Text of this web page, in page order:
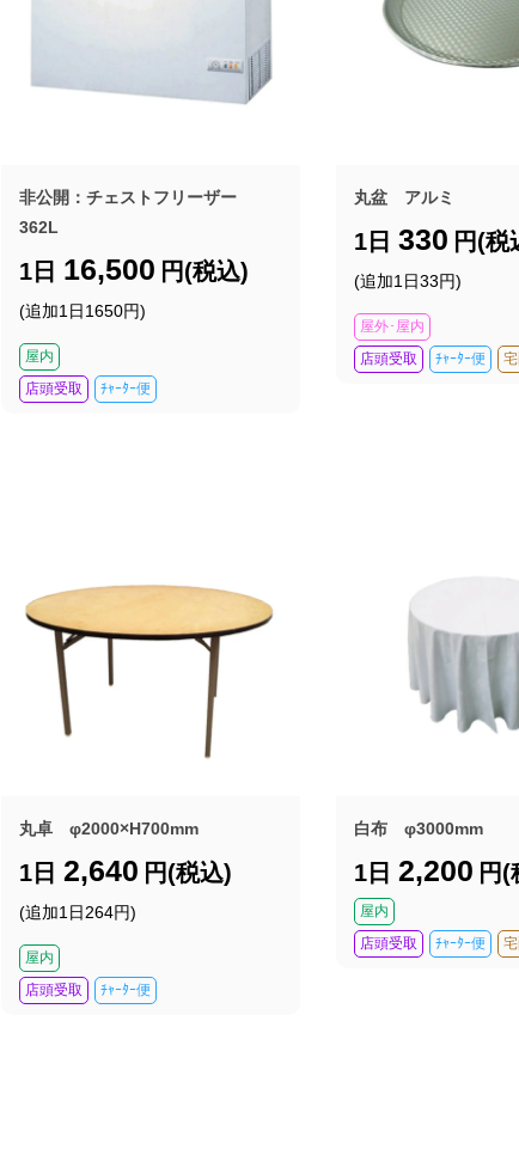
非公開：チェストフリーザー
362L
1日 16,500 円(税込)
(追加1日1650円)
屋内
店頭受取
ﾁｬｰﾀｰ便
丸盆 アルミ
1日330 円(税
(追加1日33円)
屋外･屋内
店頭受取
ﾁｬｰﾀｰ便
丸卓 φ2000×H700mm
1日 2,640 円(税込)
(追加1日264円)
屋内
店頭受取
ﾁｬｰﾀｰ便
白布 φ3000mm
1日2,200 円(
屋内
店頭受取
ﾁｬｰﾀｰ便